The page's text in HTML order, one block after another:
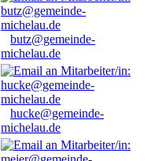
butz@gemeinde-
michelau.de
hucke@gemeinde-
michelau.de